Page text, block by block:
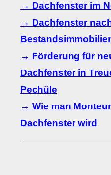
→ Dachfenster im
→ Dachfenster
→ Förderung für
Dachfenster in
Pechüle
→ Wie man
Dachfenster wird